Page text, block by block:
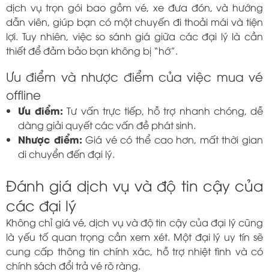
dịch vụ trọn gói bao gồm vé, xe đưa đón, và hướng
dẫn viên, giúp bạn có một chuyến đi thoải mái và tiện
lợi. Tuy nhiên, việc so sánh giá giữa các đại lý là cần
thiết để đảm bảo bạn không bị “hớ”.
Ưu điểm và nhược điểm của việc mua vé
offline
Ưu điểm: Tư vấn trực tiếp, hỗ trợ nhanh chóng, dễ
dàng giải quyết các vấn đề phát sinh.
Nhược điểm: Giá vé có thể cao hơn, mất thời gian
di chuyển đến đại lý.
Đánh giá dịch vụ và độ tin cậy của
các đại lý
Không chỉ giá vé, dịch vụ và độ tin cậy của đại lý cũng
là yếu tố quan trọng cần xem xét. Một đại lý uy tín sẽ
cung cấp thông tin chính xác, hỗ trợ nhiệt tình và có
chính sách đổi trả vé rõ ràng.